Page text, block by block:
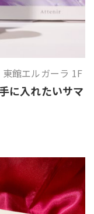
東館エルガーラ 1F
に入れたいサマ